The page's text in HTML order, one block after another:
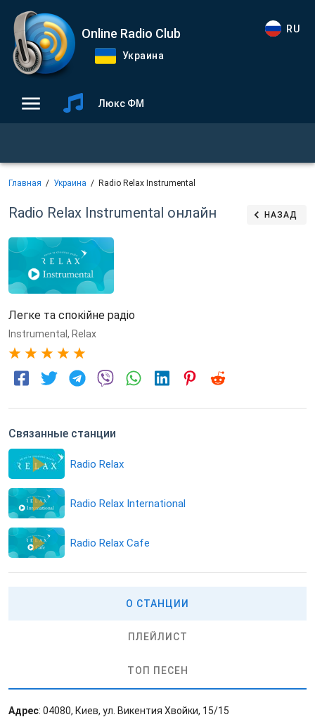
Online Radio Club
Украина
RU
Люкс ФМ
Главная Украина Radio Relax Instrumental
Radio Relax Instrumental онлайн НАЗАД
Легке та спокійне радіо
Instrumental , Relax
Связанные станции
Radio Relax
Radio Relax International
Radio Relax Cafe
О СТАНЦИИ
ПЛЕЙЛИСТ
ТОП ПЕСЕН
Адрес: 04080, Киев, ул. Викентия Хвойки, 15/15